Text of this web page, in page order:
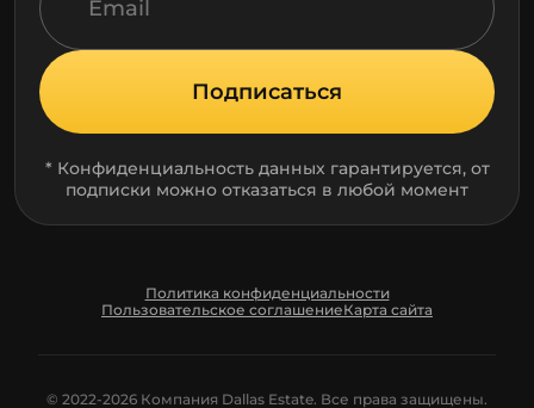
Подписаться
* Конфиденциальность данных гарантируется, от
подписки можно отказаться в любой момент
Политика конфиденциальности
Пользовательское соглашениеКарта сайта
© 2022-2026 Компания Dallas Estate. Все права защищены.